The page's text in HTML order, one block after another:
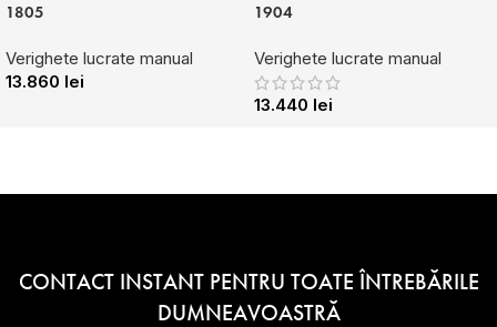
1805
Verighete lucrate manual
13.860 lei
1904
Verighete lucrate manual
13.440 lei
CONTACT INSTANT PENTRU TOATE ÎNTREBĂRILE
DUMNEAVOASTRĂ